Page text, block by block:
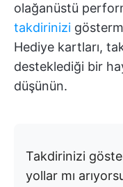
olağanüstü
takdirinizi
Hediye kartları,
desteklediği bir
düşünün.
Takdirinizi
yollar mı